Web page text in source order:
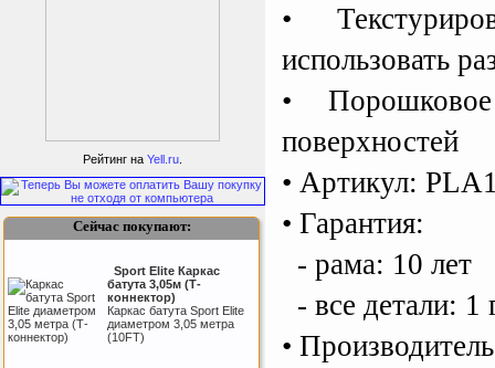
•
использовать
•
поверхностей
• Артикул:
• Гарантия:
- рама: 10 лет
- все детали: 1
•
SportLife
Как заставить женщину
заниматся спортом?
Рейтинг на Yell.ru
Сейчас покупают:
Sport Elite Каркас
батута 3,05м (Т-
коннектор)
Каркас батута Sport Elite
диаметром 3,05 метра
(10FT)